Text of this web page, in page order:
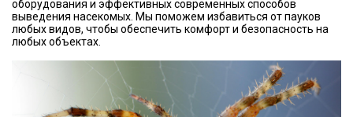
оборудования и эффективных современных способов
выведения насекомых. Мы поможем избавиться от пауков
любых видов, чтобы обеспечить комфорт и безопасность на
любых объектах.